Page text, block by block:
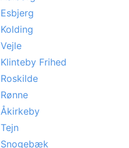
Esbjerg
Kolding
Vejle
Klinteby Frihed
Roskilde
Rønne
Åkirkeby
Tejn
Snogebæk